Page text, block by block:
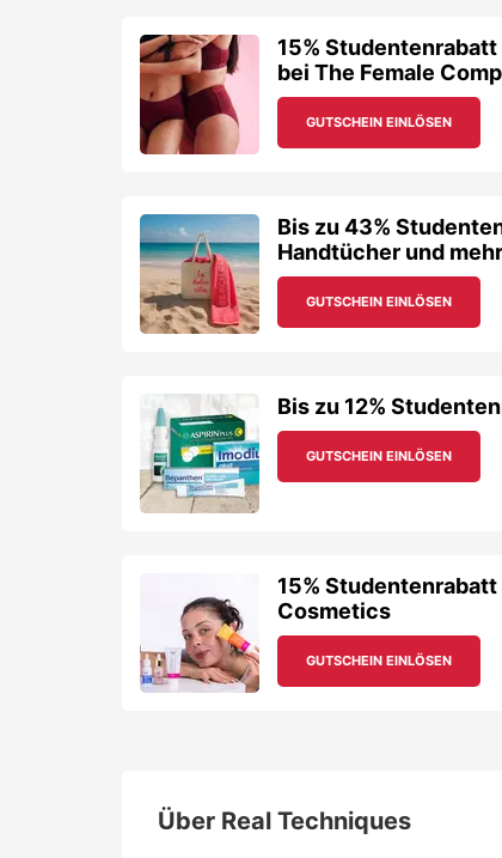
15%
bei The Female
GUTSCHEIN EINLÖSEN
Bis zu 43%
Handtücher und
GUTSCHEIN EINLÖSEN
Bis zu 12%
GUTSCHEIN EINLÖSEN
15%
Cosmetics
GUTSCHEIN EINLÖSEN
Über Real Techniques